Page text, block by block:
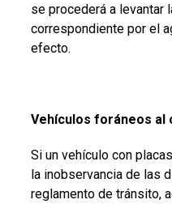
se procederá a levantar
correspondiente por el
efecto.
Vehículos foráneos al
Si un vehículo con
la inobservancia de las
reglamento de tránsito,